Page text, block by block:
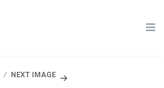
NEXT IMAGE